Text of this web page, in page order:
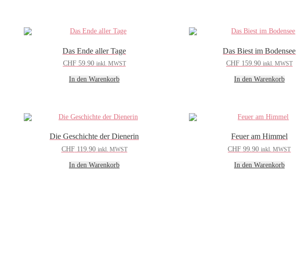
Das Ende aller Tage
CHF59.90 inkl. MWST
In den Warenkorb
Das Biest im Bodensee
CHF159.90 inkl. MWST
In den Warenkorb
Die Geschichte der Dienerin
CHF119.90 inkl. MWST
In den Warenkorb
Feuer am Himmel
CHF 99.90 inkl. MWST
In den Warenkorb